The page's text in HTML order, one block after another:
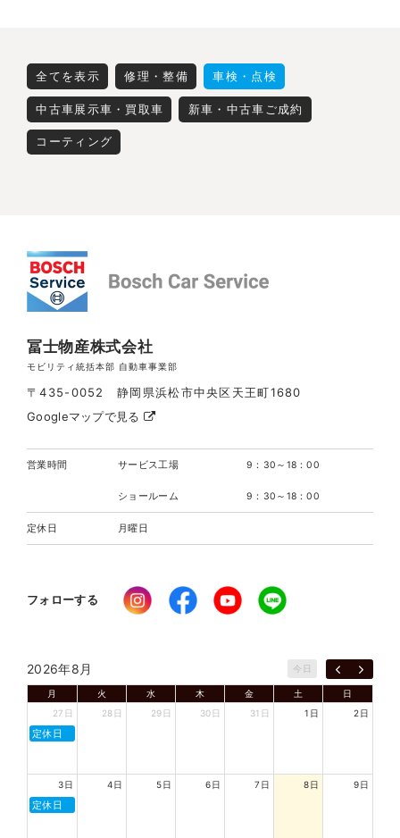
全てを表示 修理・整備 車検・点検
中古車展示車・買取車 新車・中古車ご成約
コーティング
冨士物産株式会社
モビリティ統括本部 自動車事業部
〒435-0052 静岡県浜松市中央区天王町1680
Googleマップで見る
営業時間 サービス工場 9：30～18：00
ショールーム 9：30～18：00
定休日 月曜日
フォローする
2026年8月 今日
月 火 水 木 金 土
日
27日
定休日
28日 29日 30日 31日 1日 2日
3日
定休日
4日 5日 6日 7日 8日 9日